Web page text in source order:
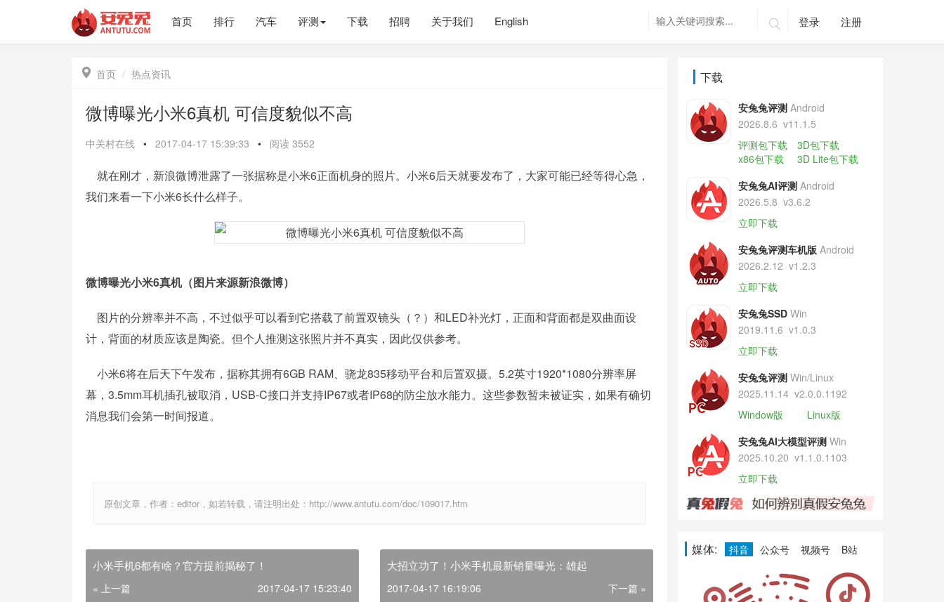
首页 排行 汽车 评测 下载 招聘 关于我们 English  登录 注册
 首页 热点资讯
微博曝光小米6真机 可信度貌似不高
中关村在线 • 2017-04-17 15:39:33 • 阅读 3552
就在刚才，新浪微博泄露了一张据称是小米6正面机身的照片。小米6后天就要发布了，大家可能已经等得心急，
我们来看一下小米6长什么样子。
微博曝光小米6真机（图片来源新浪微博）
图片的分辨率并不高，不过似乎可以看到它搭载了前置双镜头（？）和LED补光灯，正面和背面都是双曲面设
计，背面的材质应该是陶瓷。但个人推测这张照片并不真实，因此仅供参考。
小米6将在后天下午发布，据称其拥有6GB RAM、骁龙835移动平台和后置双摄。5.2英寸1920*1080分辨率屏
幕，3.5mm耳机插孔被取消，USB-C接口并支持IP67或者IP68的防尘放水能力。这些参数暂未被证实，如果有确切
消息我们会第一时间报道。
原创文章，作者：editor，如若转载，请注明出处：http://www.antutu.com/doc/109017.htm
小米手机6都有啥？官方提前揭秘了！
« 上一篇 2017-04-17 15:23:40
大招立功了！小米手机最新销量曝光：雄起
2017-04-17 16:19:06 下一篇 »
下载
安兔兔评测 Android
2026.8.6 v11.1.5
评测包下载
3D包下载
x86包下载
3D Lite包下载
安兔兔AI评测 Android
2026.5.8 v3.6.2
立即下载
安兔兔评测车机版 Android
2026.2.12 v1.2.3
立即下载
安兔兔SSD Win
2019.11.6 v1.0.3
立即下载
安兔兔评测 Win/Linux
2025.11.14 v2.0.0.1192
Window版
Linux版
安兔兔AI大模型评测 Win
2025.10.20 v1.1.0.1103
立即下载
媒体: 抖音 公众号 视频号 B站